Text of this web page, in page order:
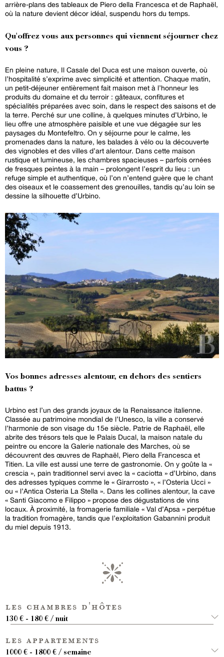
arrière-plans des tableaux de Piero della Francesca et de Raphaël,
où la nature devient décor idéal, suspendu hors du temps.
Qu'offrez vous aux personnes qui viennent séjourner chez
vous ?
En pleine nature, Il Casale del Duca est une maison ouverte, où
l’hospitalité s’exprime avec simplicité et attention. Chaque matin,
un petit-déjeuner entièrement fait maison met à l’honneur les
produits du domaine et du terroir : gâteaux, confitures et
spécialités préparées avec soin, dans le respect des saisons et de
la terre. Perché sur une colline, à quelques minutes d’Urbino, le
lieu offre une atmosphère paisible et une vue dégagée sur les
paysages du Montefeltro. On y séjourne pour le calme, les
promenades dans la nature, les balades à vélo ou la découverte
des vignobles et des villes d’art alentour. Dans cette maison
rustique et lumineuse, les chambres spacieuses – parfois ornées
de fresques peintes à la main – prolongent l’esprit du lieu : un
refuge simple et authentique, où l’on n’entend guère que le chant
des oiseaux et le coassement des grenouilles, tandis qu’au loin se
dessine la silhouette d’Urbino.
Vos bonnes adresses alentour, en dehors des sentiers
battus ?
Urbino est l’un des grands joyaux de la Renaissance italienne.
Classée au patrimoine mondial de l’Unesco, la ville a conservé
l’harmonie de son visage du 15e siècle. Patrie de Raphaël, elle
abrite des trésors tels que le Palais Ducal, la maison natale du
peintre ou encore la Galerie nationale des Marches, où se
découvrent des œuvres de Raphaël, Piero della Francesca et
Titien. La ville est aussi une terre de gastronomie. On y goûte la «
crescia », pain traditionnel servi avec la « caciotta » d’Urbino, dans
des adresses typiques comme le « Girarrosto », « l’Osteria Ucci »
ou « l’Antica Osteria La Stella ». Dans les collines alentour, la cave
« Santi Giacomo e Filippo » propose des dégustations de vins
locaux. À proximité, la fromagerie familiale « Val d’Apsa » perpétue
la tradition fromagère, tandis que l’exploitation Gabannini produit
du miel depuis 1913.
les chambres d'hôtes
130 € - 180 € / nuit
les appartements
1000 € - 1800 € / semaine